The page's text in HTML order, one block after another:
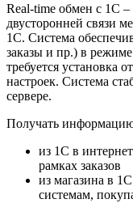
Real-time обмен с 1С
двусторонней связи
1С. Система
заказы и пр.) в
требуется установка
настроек. Система
сервере.
Получать
из 1С в
рамках заказов
из магазина в
системам,